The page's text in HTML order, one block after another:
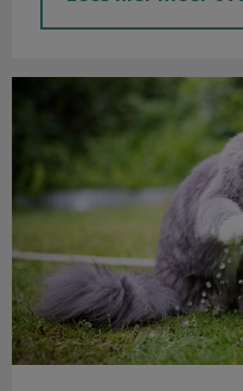
De zomer komt eraan!